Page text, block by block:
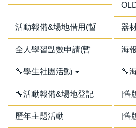
活動報備&場地借用(暫 器
全人學習點數申請(暫 海
🔧學生社團活動 🔧
🔧活動報備&場地登記 [舊
歷年主題活動 [舊